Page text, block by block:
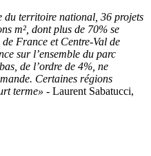
du territoire national, 36 projets
m², dont plus de 70% se
France et Centre-Val de
sur l’ensemble du parc
de l’ordre de 4%, ne
Certaines régions
terme» - Laurent Sabatucci,